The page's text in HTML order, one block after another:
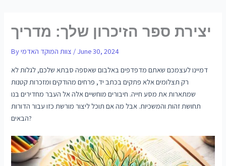
יצירת ספר הזיכרון שלך: מדריך
By / June 30, 2024
דמיינו לעצמכם שאתם מדפדפים באלבום שאספה סבתא שלכם, לגלות לא
רק תצלומים אלא פתקים בכתב יד, פרחים מהודקים ומזכרות קטנות
שמתארות את מסע חייה. חיבורים מוחשיים אלה אל העבר מחדירים בנו
תחושת זהות והמשכיות. אבל מה אם תוכל ליצור מורשת כזו עבור הדורות
הבאים?